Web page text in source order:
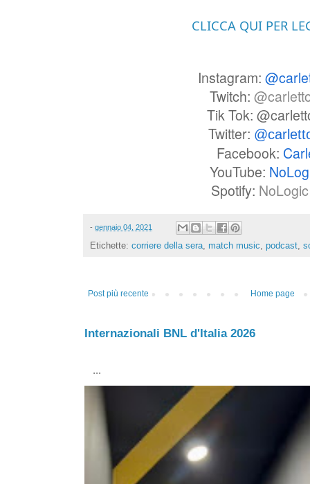
CLICCA QUI PER
Instagram:
Twitch:
Tik Tok:
Twitter:
Facebook:
YouTube:
Spotify:
- gennaio 04, 2021
Etichette: corriere della sera, match music, podcast,
Post più recente Home page
Internazionali BNL d'Italia 2026
...